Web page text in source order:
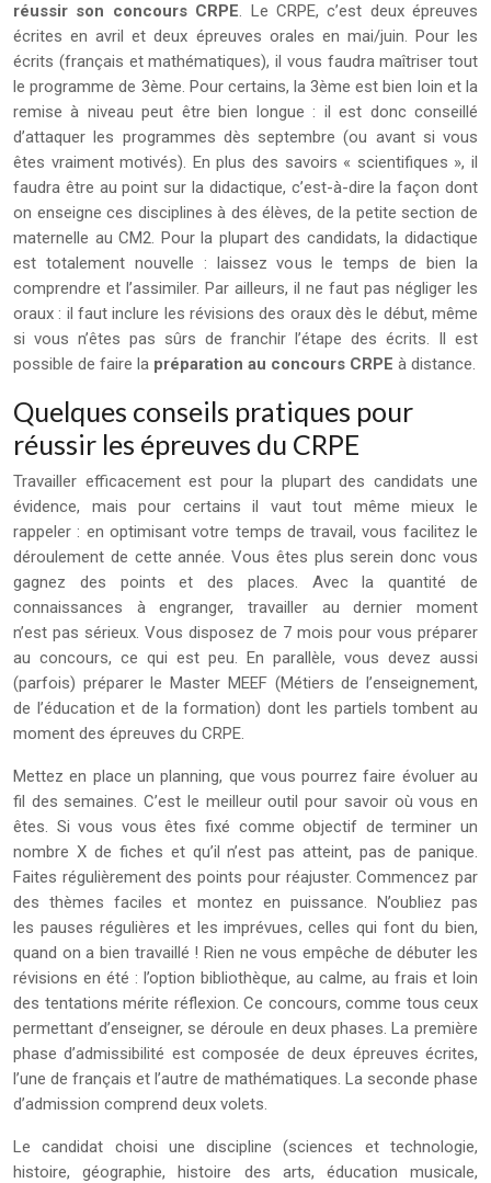
réussir son concours CRPE. Le CRPE, c’est deux épreuves
écrites en avril et deux épreuves orales en mai/juin. Pour les
écrits (français et mathématiques), il vous faudra maîtriser tout
le programme de 3ème. Pour certains, la 3ème est bien loin et la
remise à niveau peut être bien longue : il est donc conseillé
d’attaquer les programmes dès septembre (ou avant si vous
êtes vraiment motivés). En plus des savoirs « scientifiques », il
faudra être au point sur la didactique, c’est-à-dire la façon dont
on enseigne ces disciplines à des élèves, de la petite section de
maternelle au CM2. Pour la plupart des candidats, la didactique
est totalement nouvelle : laissez vous le temps de bien la
comprendre et l’assimiler. Par ailleurs, il ne faut pas négliger les
oraux : il faut inclure les révisions des oraux dès le début, même
si vous n’êtes pas sûrs de franchir l’étape des écrits. Il est
possible de faire la préparation au concours CRPE à distance.
Quelques conseils pratiques pour
réussir les épreuves du CRPE
Travailler efficacement est pour la plupart des candidats une
évidence, mais pour certains il vaut tout même mieux le
rappeler : en optimisant votre temps de travail, vous facilitez le
déroulement de cette année. Vous êtes plus serein donc vous
gagnez des points et des places. Avec la quantité de
connaissances à engranger, travailler au dernier moment
n’est pas sérieux. Vous disposez de 7 mois pour vous préparer
au concours, ce qui est peu. En parallèle, vous devez aussi
(parfois) préparer le Master MEEF (Métiers de l’enseignement,
de l’éducation et de la formation) dont les partiels tombent au
moment des épreuves du CRPE.
Mettez en place un planning, que vous pourrez faire évoluer au
fil des semaines. C’est le meilleur outil pour savoir où vous en
êtes. Si vous vous êtes fixé comme objectif de terminer un
nombre X de fiches et qu’il n’est pas atteint, pas de panique.
Faites régulièrement des points pour réajuster. Commencez par
des thèmes faciles et montez en puissance. N’oubliez pas
les pauses régulières et les imprévues, celles qui font du bien,
quand on a bien travaillé ! Rien ne vous empêche de débuter les
révisions en été : l’option bibliothèque, au calme, au frais et loin
des tentations mérite réflexion. Ce concours, comme tous ceux
permettant d’enseigner, se déroule en deux phases. La première
phase d’admissibilité est composée de deux épreuves écrites,
l’une de français et l’autre de mathématiques. La seconde phase
d’admission comprend deux volets.
Le candidat choisi une discipline (sciences et technologie,
histoire, géographie, histoire des arts, éducation musicale,